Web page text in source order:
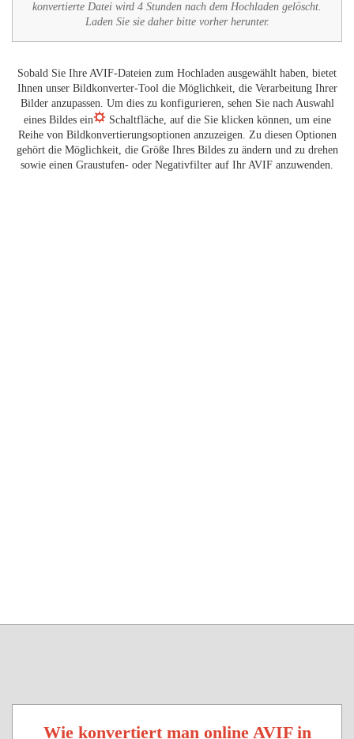
konvertierte Datei wird 4 Stunden nach dem Hochladen gelöscht.
Laden Sie sie daher bitte vorher herunter.
Sobald Sie Ihre AVIF-Dateien zum Hochladen ausgewählt haben, bietet
Ihnen unser Bildkonverter-Tool die Möglichkeit, die Verarbeitung Ihrer
Bilder anzupassen. Um dies zu konfigurieren, sehen Sie nach Auswahl
eines Bildes ein
Schaltfläche, auf die Sie klicken können, um eine
Reihe von Bildkonvertierungsoptionen anzuzeigen. Zu diesen Optionen
gehört die Möglichkeit, die Größe Ihres Bildes zu ändern und zu drehen
sowie einen Graustufen- oder Negativfilter auf Ihr AVIF anzuwenden.
Wie konvertiert man online AVIF in